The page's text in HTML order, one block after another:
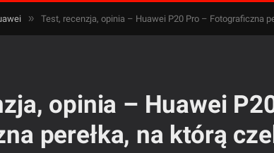
» Test, recenzja, opinia – Huawei P20 Pro – Fotograficzna
opinia – Huawei
perełka, na którą